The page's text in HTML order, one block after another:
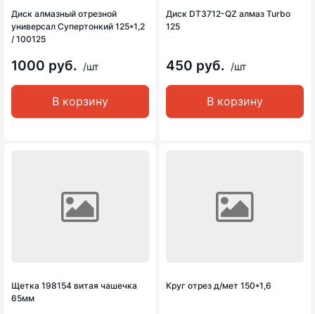
Диск алмазный отрезной
универсал Супертонкий 125*1,2
/ 100125
1000 руб. /шт
В корзину
Диск DT3712-QZ алмаз Turbo
125
450 руб. /шт
В корзину
Щетка 198154 витая чашечка
65мм
Круг отрез д/мет 150*1,6